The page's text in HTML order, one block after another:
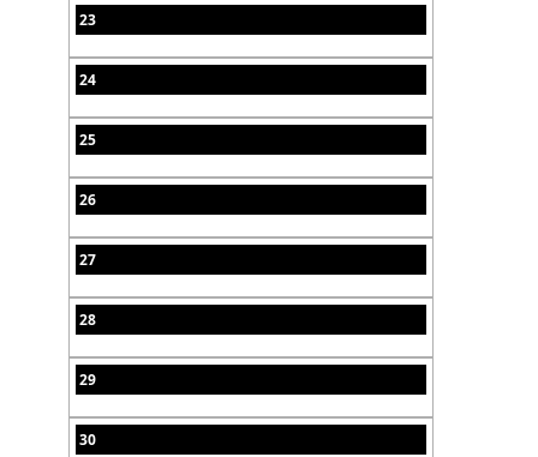
23
24
25
26
27
28
29
30